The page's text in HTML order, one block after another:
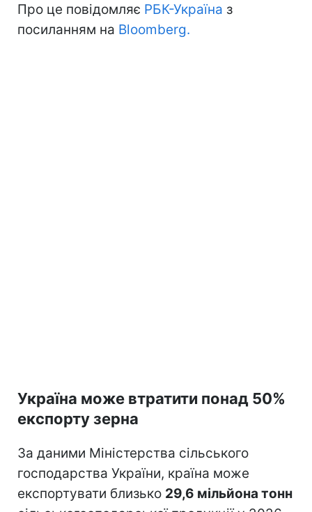
Про це повідомляє РБК-Україна з
посиланням на Bloomberg.
Україна може втратити понад 50%
експорту зерна
За даними Міністерства сільського
господарства України, країна може
експортувати близько 29,6 мільйона тонн